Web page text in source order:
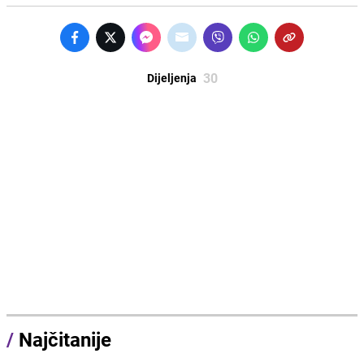
Dijeljenja 30
/ Najčitanije